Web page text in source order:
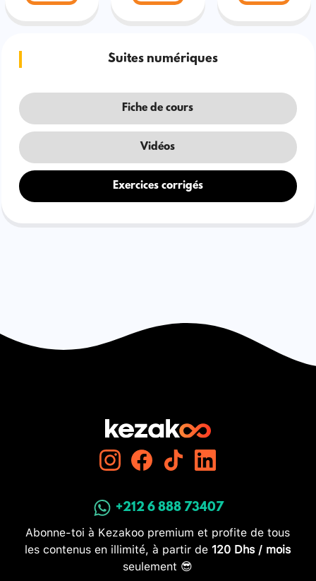
Suites numériques
Fiche de cours
Vidéos
Exercices corrigés
+212 6 888 73407
Abonne-toi à Kezakoo premium et profite de tous
les contenus en illimité, à partir de 120 Dhs / mois
seulement 😎